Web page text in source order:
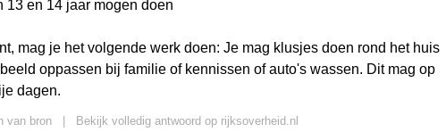
13 en 14 jaar mogen doen
mag je het volgende werk doen: Je mag klusjes doen rond het huis
oppassen bij familie of kennissen of auto's wassen. Dit mag op
dagen.
van bron Bekijk volledig antwoord op rijksoverheid.nl